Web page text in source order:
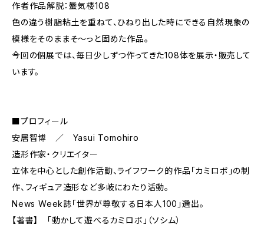
作者作品解説：蜃気楼108
色の違う樹脂粘土を重ねて、ひねり出した時にできる自然現象の
模様をそのままそ〜っと固めた作品。
今回の個展では、毎日少しずつ作ってきた108体を展示・販売して
います。
■プロフィール
安居智博 ／ Yasui Tomohiro
造形作家・クリエイター
立体を中心とした創作活動、ライフワーク的作品「カミロボ」の制
作、フィギュア造形など多岐にわたり活動。
News Week誌「世界が尊敬する日本人100」選出。
【著書】 「動かして遊べるカミロボ」（ソシム）